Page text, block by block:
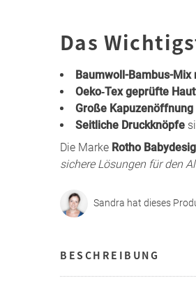
Das
Baumwoll-Bambus-Mix
Oeko‑Tex geprüfte
Große Kapuzenöffnung
Seitliche Druckknöpfe
Die Marke Rotho
sichere Lösungen für den
Sandra hat dieses
BESCHREIBUNG